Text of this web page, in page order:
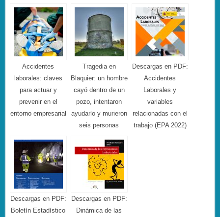
Accidentes
laborales: claves
para actuar y
prevenir en el
entorno empresarial
Tragedia en
Blaquier: un hombre
cayó dentro de un
pozo, intentaron
ayudarlo y murieron
seis personas
Descargas en PDF:
Accidentes
Laborales y
variables
relacionadas con el
trabajo (EPA 2022)
Descargas en PDF:
Boletín Estadístico
Descargas en PDF:
Dinámica de las